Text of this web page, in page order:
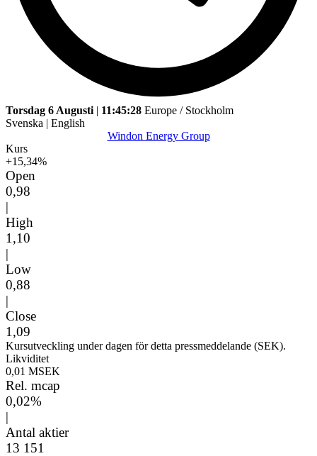
Torsdag 6 Augusti | 11:45:28 Europe / Stockholm
Svenska | English
Windon Energy Group
Kurs
+15,34%
Open
0,98
|
High
1,10
|
Low
0,88
|
Close
1,09
Kursutveckling under dagen för detta pressmeddelande (SEK).
Likviditet
0,01 MSEK
Rel. mcap
0,02%
|
Antal aktier
13 151